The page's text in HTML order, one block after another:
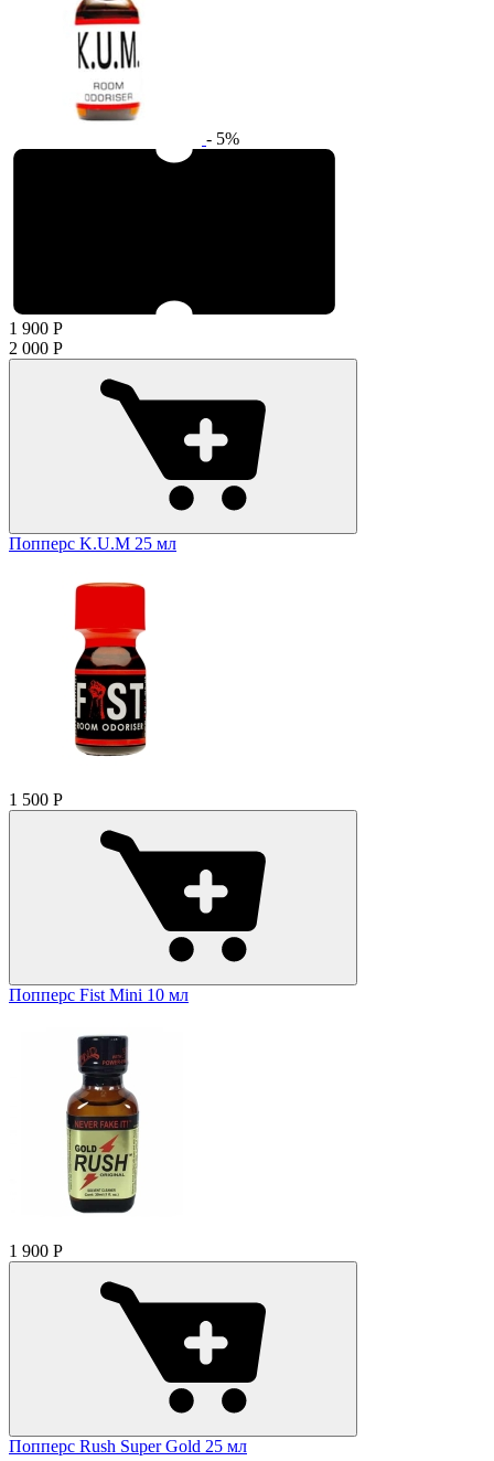
- 5%
1 900 Р
2 000 Р
Попперс K.U.M 25 мл
1 500 Р
Попперс Fist Mini 10 мл
1 900 Р
Попперс Rush Super Gold 25 мл